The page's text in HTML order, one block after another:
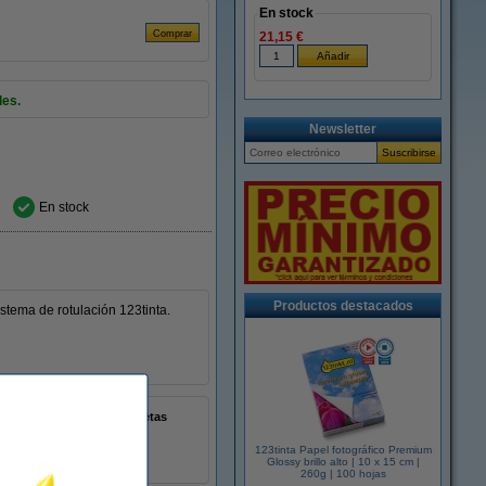
En stock
de rotulación 123tinta.
10 x 220 etiquetas
En stock
21,15 €
Newsletter
Productos destacados
123tinta Papel fotográfico Premium
Glossy brillo alto | 10 x 15 cm |
260g | 100 hojas